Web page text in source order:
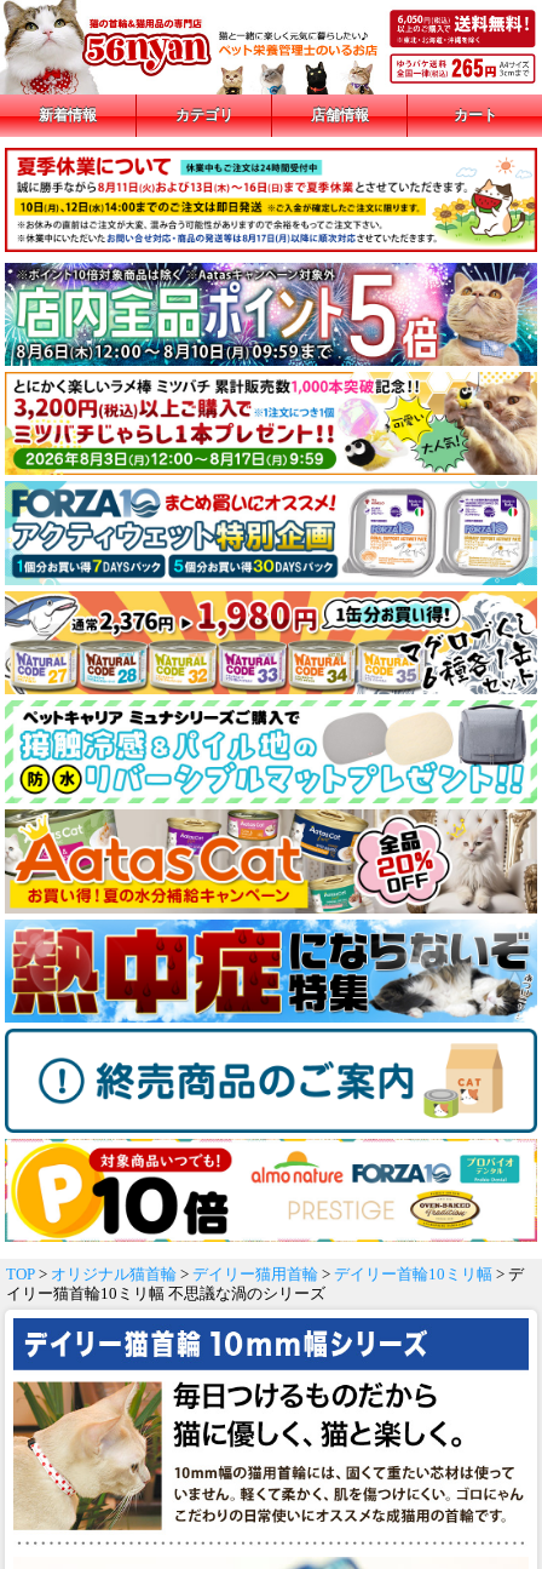
新着情報 カテゴリ 店舗情報 カート
TOP > オリジナル猫首輪 > デイリー猫用首輪 > デイリー首輪10ミリ幅 > デ
イリー猫首輪10ミリ幅 不思議な渦のシリーズ